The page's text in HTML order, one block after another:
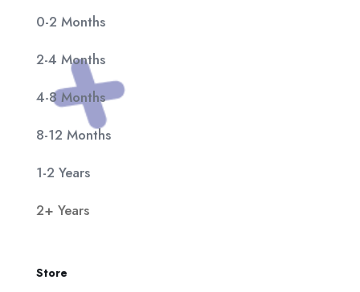
0-2 Months
2-4 Months
4-8 Months
8-12 Months
1-2 Years
2+ Years
Store